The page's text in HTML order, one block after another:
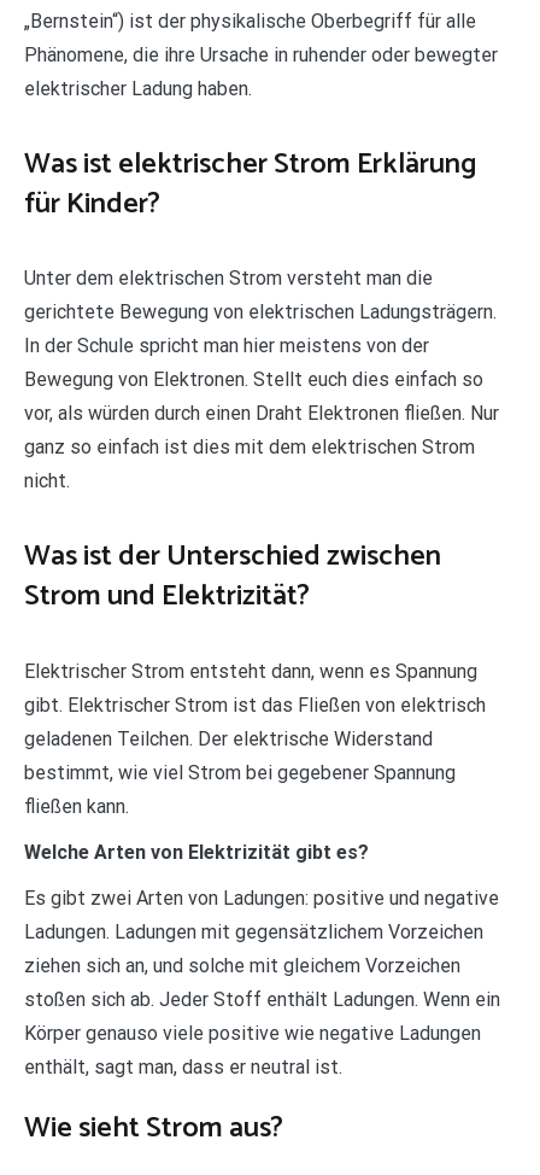
„Bernstein“) ist der physikalische Oberbegriff für alle
Phänomene, die ihre Ursache in ruhender oder bewegter
elektrischer Ladung haben.
Was ist elektrischer Strom Erklärung
für Kinder?
Unter dem elektrischen Strom versteht man die
gerichtete Bewegung von elektrischen Ladungsträgern.
In der Schule spricht man hier meistens von der
Bewegung von Elektronen. Stellt euch dies einfach so
vor, als würden durch einen Draht Elektronen fließen. Nur
ganz so einfach ist dies mit dem elektrischen Strom
nicht.
Was ist der Unterschied zwischen
Strom und Elektrizität?
Elektrischer Strom entsteht dann, wenn es Spannung
gibt. Elektrischer Strom ist das Fließen von elektrisch
geladenen Teilchen. Der elektrische Widerstand
bestimmt, wie viel Strom bei gegebener Spannung
fließen kann.
Welche Arten von Elektrizität gibt es?
Es gibt zwei Arten von Ladungen: positive und negative
Ladungen. Ladungen mit gegensätzlichem Vorzeichen
ziehen sich an, und solche mit gleichem Vorzeichen
stoßen sich ab. Jeder Stoff enthält Ladungen. Wenn ein
Körper genauso viele positive wie negative Ladungen
enthält, sagt man, dass er neutral ist.
Wie sieht Strom aus?